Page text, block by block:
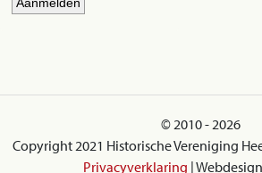
© 2010 - 2026
Copyright 2021 Historische Vereniging
Privacyverklaring |